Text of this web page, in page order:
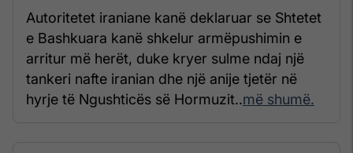
Autoritetet iraniane kanë deklaruar se Shtetet
e Bashkuara kanë shkelur armëpushimin e
arritur më herët, duke kryer sulme ndaj një
tankeri nafte iranian dhe një anije tjetër në
hyrje të Ngushticës së Hormuzit..më shumë.